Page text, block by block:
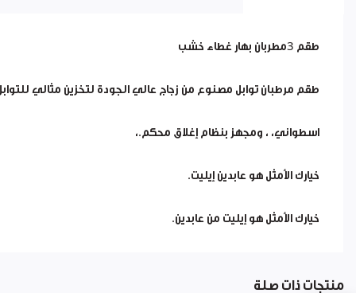
طقم 3مطربان بهار غطاء خشب
طقم مرطبان توابل مصنوع من زجاج عالي الجودة لتخزين مثالي
اسطواني، ، ومجهز بنظام إغلاق محكم.،
خيارك الأمثل هو عابدين إيليت.
خيارك الأمثل هو إيليت من عابدين.
منتجات ذات صلة